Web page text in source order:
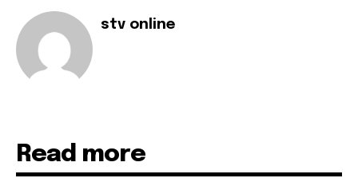
stv online
Read more